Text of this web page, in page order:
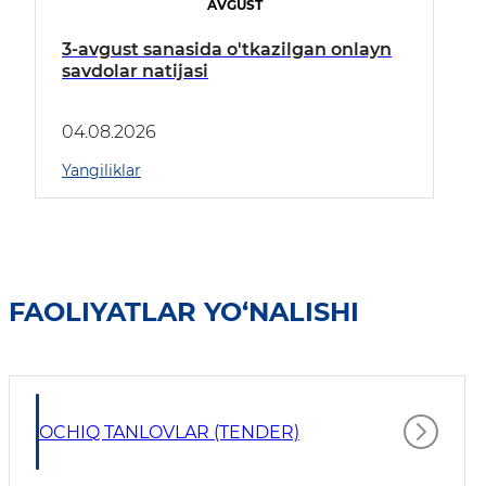
AVGUST
3-avgust sanasida o'tkazilgan onlayn
savdolar natijasi
04.08.2026
Yangiliklar
FAOLIYATLAR YO‘NALISHI
OCHIQ TANLOVLAR (TENDER)